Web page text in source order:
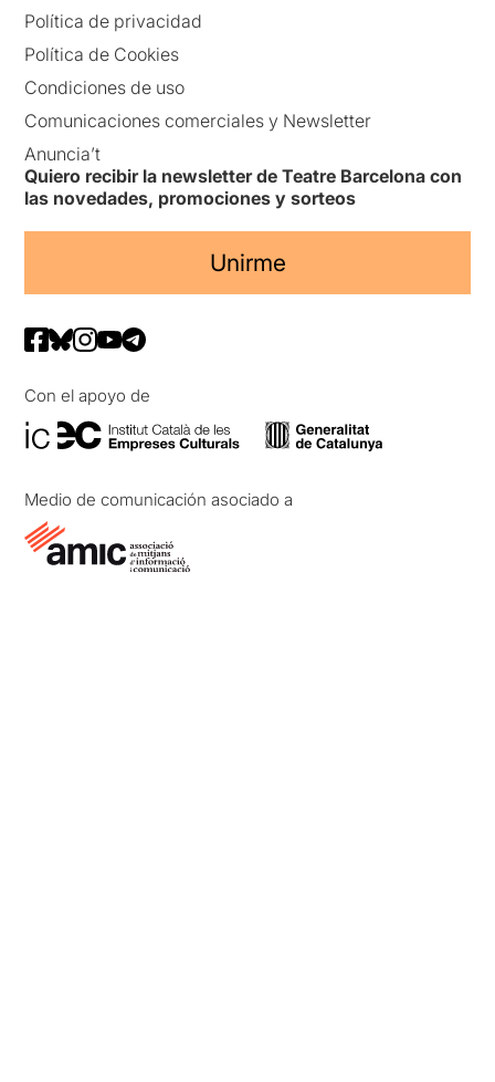
Política de privacidad
Política de Cookies
Condiciones de uso
Comunicaciones comerciales y Newsletter
Anuncia’t
Quiero recibir la newsletter de Teatre Barcelona con
las novedades, promociones y sorteos
Unirme
Con el apoyo de
Medio de comunicación asociado a